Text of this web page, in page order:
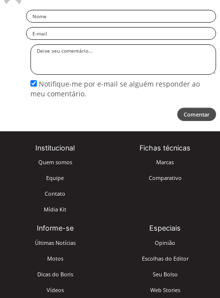
Nome
Email
Deixe
Notifique-me por e-mail se alguém responder ao
meu comentário.
Comentar
Institucional
Quem somos
Equipe
Contato
Mídia Kit
Fichas técnicas
Marcas
Comparativo
Informe-se
Últimas Notícias
Motos
Dicas do Boris
Vídeos
Especiais
Opinião
Escolhas do Editor
Seu Bolso
Web Stories